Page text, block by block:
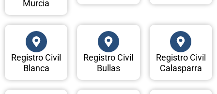
Murcia
Registro Civil
Blanca
Registro Civil
Bullas
Registro Civil
Calasparra